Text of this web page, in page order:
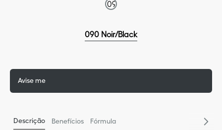
090 Noir/Black
Avise me
Descrição Benefícios Fórmula